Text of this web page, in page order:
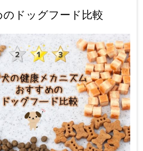
のドッグフード比較